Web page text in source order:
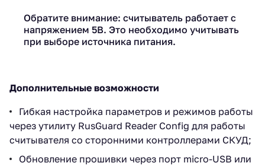
Обратите внимание: считыватель работает с
напряжением 5В. Это необходимо учитывать
при выборе источника питания.
Дополнительные возможности
Гибкая настройка параметров и режимов работы
через утилиту RusGuard Reader Config для работы
считывателя со сторонними контроллерами СКУД;
Обновление прошивки через порт micro-USB или